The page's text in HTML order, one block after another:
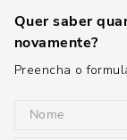
Quer saber
novamente?
Preencha o